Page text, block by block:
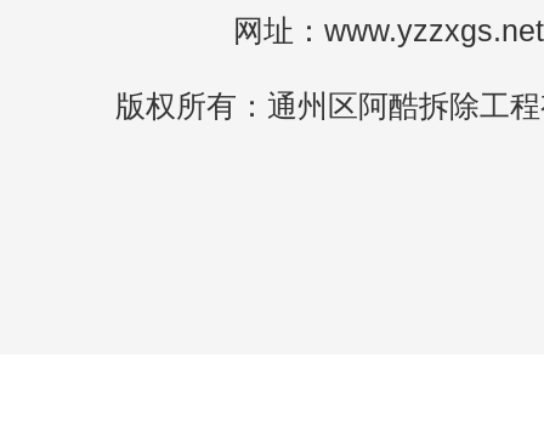
网址：www.yzzxgs.net
版权所有：通州区阿酷拆除工